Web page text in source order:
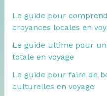
Le guide pour
croyances locales en
Le guide ultime pour
totale en voyage
Le guide pour faire de
culturelles en voyage